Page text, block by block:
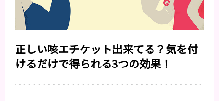
正しい咳エチケット出来てる？気を付
けるだけで得られる3つの効果！